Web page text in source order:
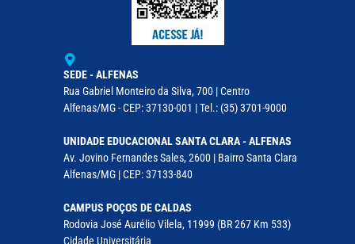
SEDE - ALFENAS
Rua Gabriel Monteiro da Silva, 700 | Centro
Alfenas/MG - CEP: 37130-001 | Tel.: (35) 3701-9000
UNIDADE EDUCACIONAL SANTA CLARA - ALFENAS
Av. Jovino Fernandes Sales, 2600 | Bairro Santa Clara
Alfenas/MG | CEP: 37133-840
CAMPUS POÇOS DE CALDAS
Rodovia José Aurélio Vilela, 11999 (BR 267 Km 533)
Cidade Universitária